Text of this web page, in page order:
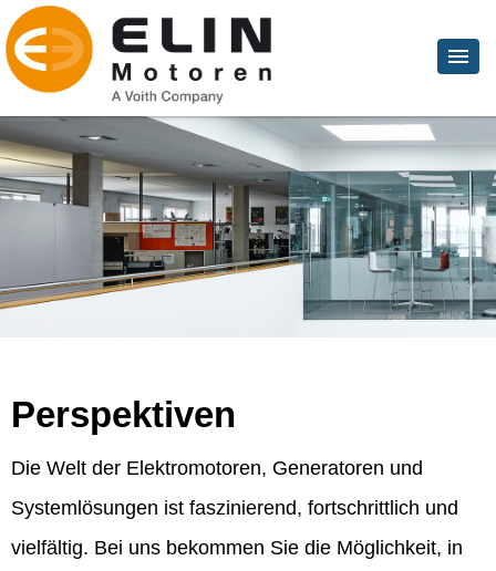
Perspektiven
Die Welt der Elektromotoren, Generatoren und
Systemlösungen ist faszinierend, fortschrittlich und
vielfältig. Bei uns bekommen Sie die Möglichkeit, in